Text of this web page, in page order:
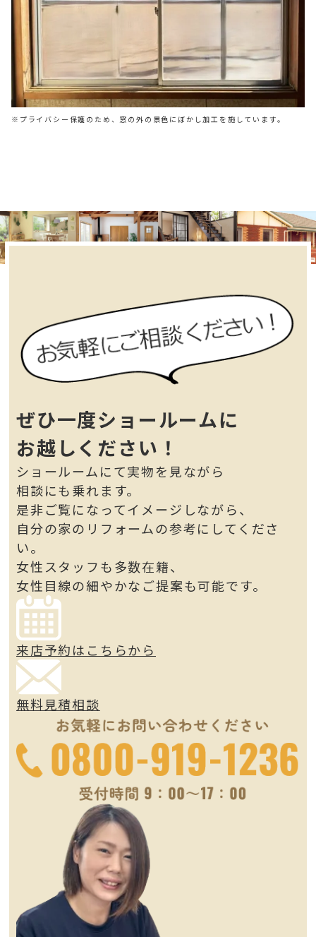
※プライバシー保護のため、窓の外の景色にぼかし加工を施しています。
ぜひ一度ショールームに
お越しください！
ショールームにて実物を見ながら
相談にも乗れます。
是非ご覧になってイメージしながら、
自分の家のリフォームの参考にしてくださ
い。
女性スタッフも多数在籍、
女性目線の細やかなご提案も可能です。
来店予約はこちらから
無料見積相談